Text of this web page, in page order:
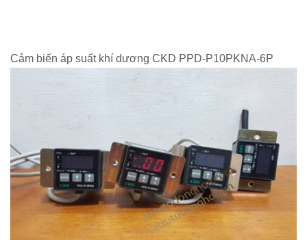
Cảm biến áp suất khí dương CKD PPD-P10PKNA-6P